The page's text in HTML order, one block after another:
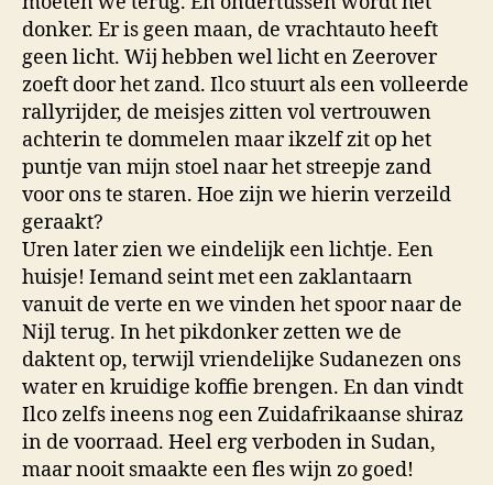
donker. Er is geen maan, de vrachtauto heeft
geen licht. Wij hebben wel licht en Zeerover
zoeft door het zand. Ilco stuurt als een volleerde
rallyrijder, de meisjes zitten vol vertrouwen
achterin te dommelen maar ikzelf zit op het
puntje van mijn stoel naar het streepje zand
voor ons te staren. Hoe zijn we hierin verzeild
geraakt?
Uren later zien we eindelijk een lichtje. Een
huisje! Iemand seint met een zaklantaarn
vanuit de verte en we vinden het spoor naar de
Nijl terug. In het pikdonker zetten we de
daktent op, terwijl vriendelijke Sudanezen ons
water en kruidige koffie brengen. En dan vindt
Ilco zelfs ineens nog een Zuidafrikaanse shiraz
in de voorraad. Heel erg verboden in Sudan,
maar nooit smaakte een fles wijn zo goed!